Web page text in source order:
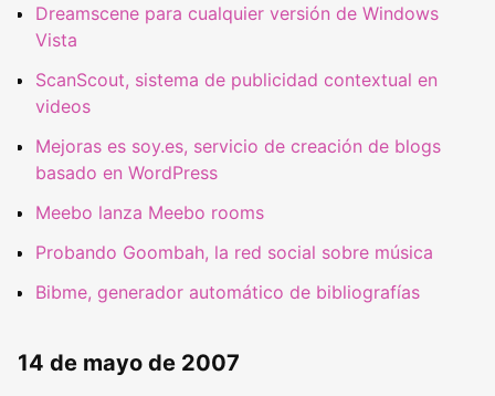
Dreamscene para cualquier versión de Windows
Vista
ScanScout, sistema de publicidad contextual en
videos
Mejoras es soy.es, servicio de creación de blogs
basado en WordPress
Meebo lanza Meebo rooms
Probando Goombah, la red social sobre música
Bibme, generador automático de bibliografías
14 de mayo de 2007